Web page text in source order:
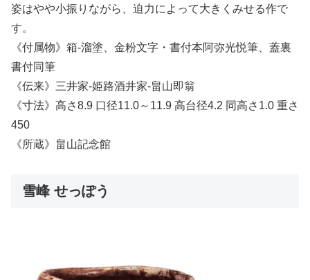
姿はやや小振りながら、迫力によって大きくみせる作で
す。
《付属物》箱-溜塗、金粉文字・書付本阿弥光悦筆、蓋裏
書付同筆
《伝来》三井家-姫路酒井家-畠山即翁
《寸法》高さ8.9 口径11.0～11.9 高台径4.2 同高さ1.0 重さ
450
《所蔵》畠山記念館
雪峰 せっぽう